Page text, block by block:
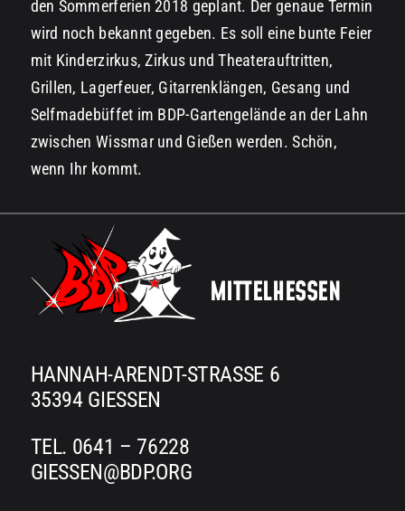
den Sommerferien 2018 geplant. Der genaue Termin
wird noch bekannt gegeben. Es soll eine bunte Feier
mit Kinderzirkus, Zirkus und Theaterauftritten,
Grillen, Lagerfeuer, Gitarrenklängen, Gesang und
Selfmadebüffet im BDP-Gartengelände an der Lahn
zwischen Wissmar und Gießen werden. Schön,
wenn Ihr kommt.
MITTELHESSEN
HANNAH-ARENDT-STRASSE 6
35394 GIESSEN
TEL. 0641 – 76228
GIESSEN@BDP.ORG